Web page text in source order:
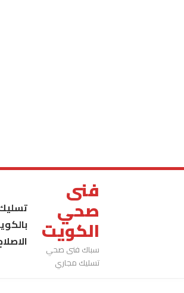
فنى
صحي
الكويت
سباك فنى صحي
تسليك مجاري